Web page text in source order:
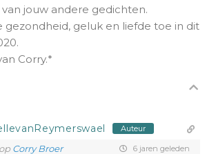
jouw andere gedichten.
gezondheid, geluk en liefde toe in dit
Corry.*
Auteur
Corry Broer 6 jaren geleden